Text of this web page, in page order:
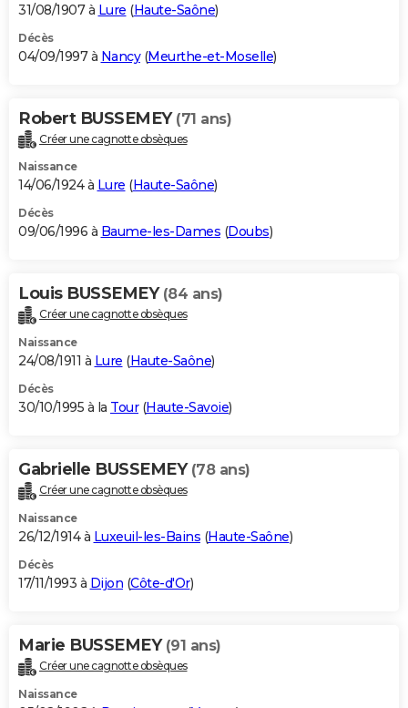
31/08/1907 à Lure (Haute-Saône)
Décès
04/09/1997 à Nancy(Meurthe-et-Moselle)
Robert BUSSEMEY (71 ans)
Créer une cagnotte obsèques
Naissance
14/06/1924 à Lure (Haute-Saône)
Décès
09/06/1996 à Baume-les-Dames (Doubs)
Louis BUSSEMEY (84 ans)
Créer une cagnotte obsèques
Naissance
24/08/1911 à Lure (Haute-Saône)
Décès
30/10/1995 à la Tour(Haute-Savoie)
Gabrielle BUSSEMEY (78 ans)
Créer une cagnotte obsèques
Naissance
26/12/1914 à Luxeuil-les-Bains (Haute-Saône)
Décès
17/11/1993 à Dijon (Côte-d'Or)
Marie BUSSEMEY (91 ans)
Créer une cagnotte obsèques
Naissance